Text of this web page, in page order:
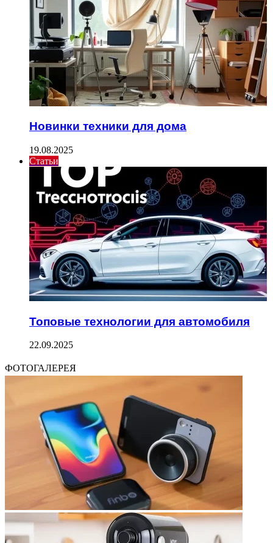
Новинки техники для дома
19.08.2025
Статьи
Топовые технологии для автомобиля
22.09.2025
ФОТОГАЛЕРЕЯ